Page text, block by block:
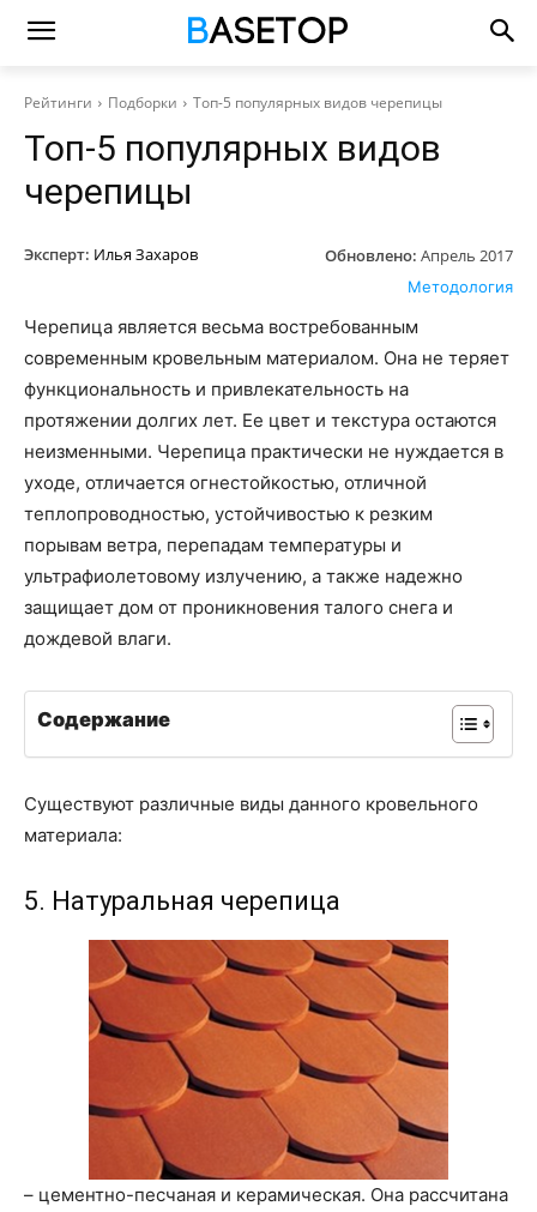
Рейтинги Подборки Топ-5 популярных видов черепицы
Топ-5 популярных видов
черепицы
Эксперт: Илья Захаров Обновлено: Апрель 2017
Методология
Черепица является весьма востребованным
современным кровельным материалом. Она не теряет
функциональность и привлекательность на
протяжении долгих лет. Ее цвет и текстура остаются
неизменными. Черепица практически не нуждается в
уходе, отличается огнестойкостью, отличной
теплопроводностью, устойчивостью к резким
порывам ветра, перепадам температуры и
ультрафиолетовому излучению, а также надежно
защищает дом от проникновения талого снега и
дождевой влаги.
Содержание
Существуют различные виды данного кровельного
материала:
5. Натуральная черепица
– цементно-песчаная и керамическая. Она рассчитана